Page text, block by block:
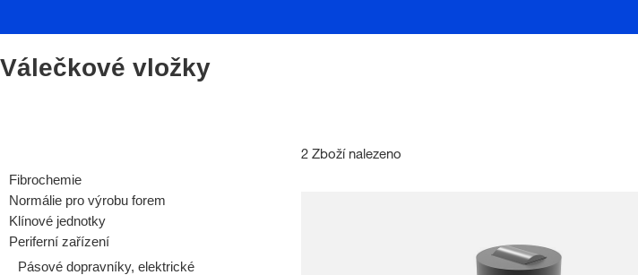
Válečkové vložky
Fibrochemie
Normálie pro výrobu forem
Klínové jednotky
Periferní zařízení
Pásové dopravníky, elektrické
2 Zboží nalezeno